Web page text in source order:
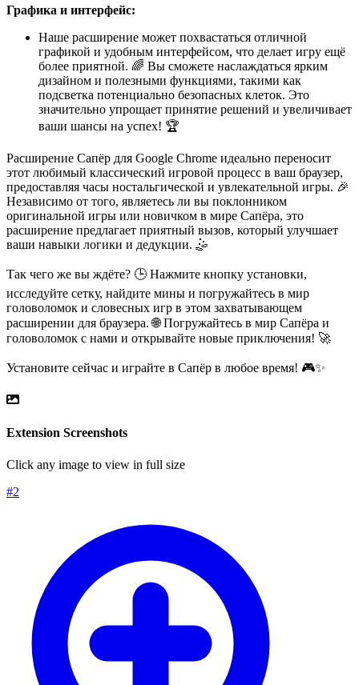
Графика и интерфейс:
Наше расширение может похвастаться отличной
графикой и удобным интерфейсом, что делает игру ещё
более приятной. 🌈 Вы сможете наслаждаться ярким
дизайном и полезными функциями, такими как
подсветка потенциально безопасных клеток. Это
значительно упрощает принятие решений и увеличивает
ваши шансы на успех! 🏆
Расширение Сапёр для Google Chrome идеально переносит
этот любимый классический игровой процесс в ваш браузер,
предоставляя часы ностальгической и увлекательной игры. 🎉
Независимо от того, являетесь ли вы поклонником
оригинальной игры или новичком в мире Сапёра, это
расширение предлагает приятный вызов, который улучшает
ваши навыки логики и дедукции. 🤹
Так чего же вы ждёте? 🕒 Нажмите кнопку установки,
исследуйте сетку, найдите мины и погружайтесь в мир
головоломок и словесных игр в этом захватывающем
расширении для браузера. 🌐 Погружайтесь в мир Сапёра и
головоломок с нами и открывайте новые приключения! 🚀
Установите сейчас и играйте в Сапёр в любое время! 🎮✨
Extension Screenshots
Click any image to view in full size
#2